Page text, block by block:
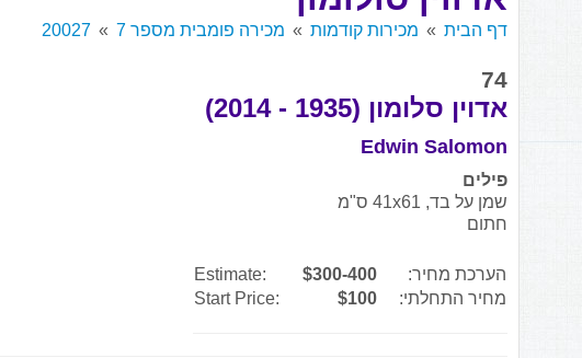
דף הבית מכירות קודמות מכירה פומבית מספר 7 20027
74
אדוין סלומון (1935 - 2014)
Edwin Salomon
פילים
שמן על בד, 41x61 ס"מ
חתום
הערכת מחיר: $300-400
Estimate:
מחיר התחלתי:
$100
Start Price: